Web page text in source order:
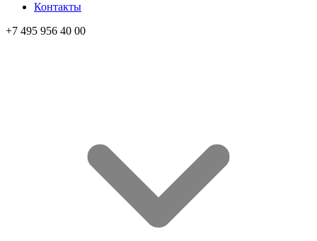
Контакты
+7 495 956 40 00